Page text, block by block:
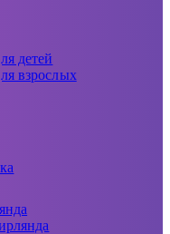
детей
взрослых